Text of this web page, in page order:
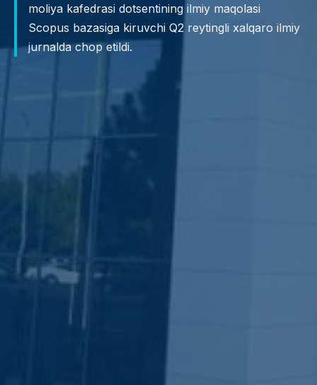
moliya kafedrasi dotsentining ilmiy maqolasi
Scopus bazasiga kiruvchi Q2 reytingli xalqaro ilmiy
jurnalda chop etildi.